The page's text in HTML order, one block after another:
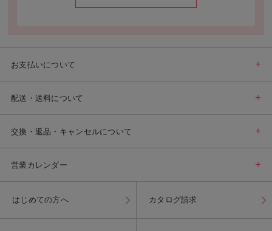
お支払いについて
配送・送料について
交換・返品・キャンセルについて
営業カレンダー
はじめての方へ カタログ請求